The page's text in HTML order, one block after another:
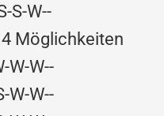
S-W--
Möglichkeiten
W-W--
W-W--